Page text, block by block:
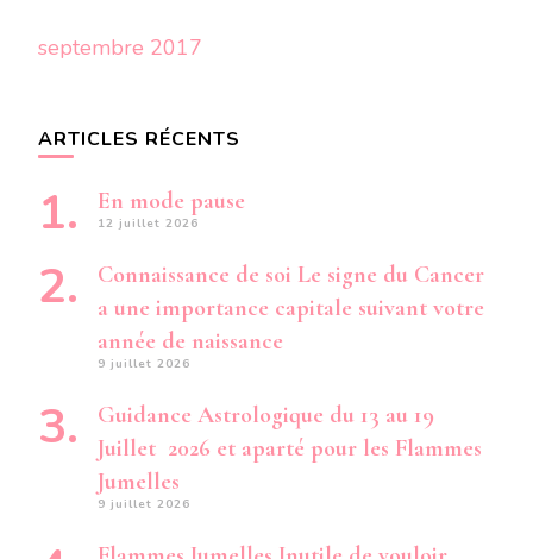
septembre 2017
ARTICLES RÉCENTS
En mode pause
12 juillet 2026
Connaissance de soi Le signe du Cancer
a une importance capitale suivant votre
année de naissance
9 juillet 2026
Guidance Astrologique du 13 au 19
Juillet 2026 et aparté pour les Flammes
Jumelles
9 juillet 2026